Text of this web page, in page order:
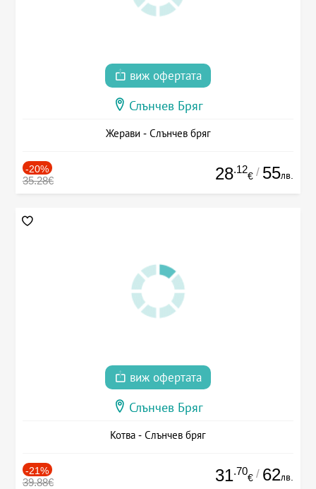
виж офертата
Слънчев Бряг
Жерави - Слънчев бряг
-20%
35.28€ 28.12
€ / 55лв.
виж офертата
Слънчев Бряг
Котва - Слънчев бряг
-21%
39.88€ 31.70
€ / 62лв.